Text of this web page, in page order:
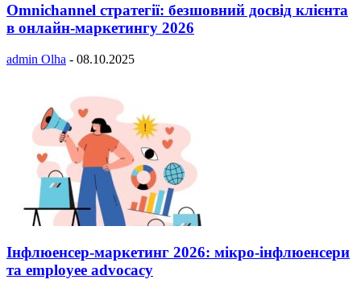
Omnichannel стратегії: безшовний досвід клієнта
в онлайн-маркетингу 2026
admin Olha - 08.10.2025
Інфлюенсер-маркетинг 2026: мікро-інфлюенсери
та employee advocacy